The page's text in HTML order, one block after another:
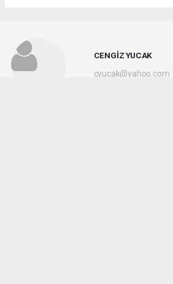
CENGİZ YUCAK
cyucak@yahoo.com